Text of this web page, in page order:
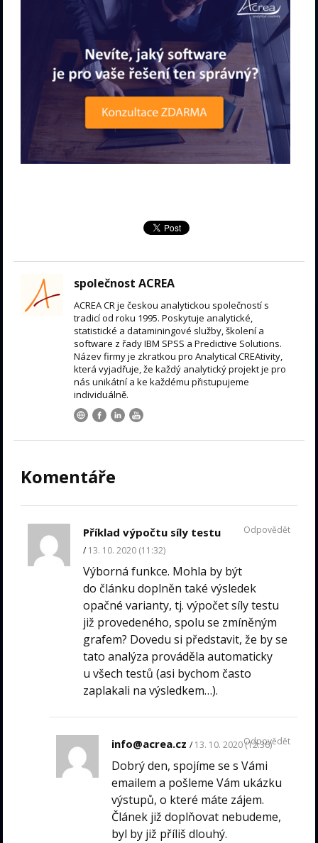
společnost ACREA
ACREA CR je českou analytickou společností s
tradicí od roku 1995. Poskytuje analytické,
statistické a dataminingové služby, školení a
software z řady IBM SPSS a Predictive Solutions.
Název firmy je zkratkou pro Analytical CREAtivity,
která vyjadřuje, že každý analytický projekt je pro
nás unikátní a ke každému přistupujeme
individuálně.
Komentáře
Příklad výpočtu síly testu
13. 10. 2020 (11:32)
Výborná funkce. Mohla by být
do článku doplněn také výsledek
opačné varianty, tj. výpočet síly testu
již provedeného, spolu se zmíněným
grafem? Dovedu si představit, že by se
tato analýza prováděla automaticky
u všech testů (asi bychom často
zaplakali na výsledkem…).
Odpovědět
info@acrea.cz 13. 10. 2020 (12:36)
Dobrý den, spojíme se s Vámi
emailem a pošleme Vám ukázku
výstupů, o které máte zájem.
Článek již doplňovat nebudeme,
byl by již příliš dlouhý.
Odpovědět